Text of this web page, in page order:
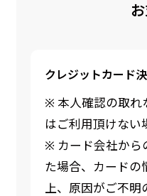
クレジットカード
※ 本人確認の取れ
はご利用頂けない
※ カード会社から
た場合、カードの
上、原因がご不明